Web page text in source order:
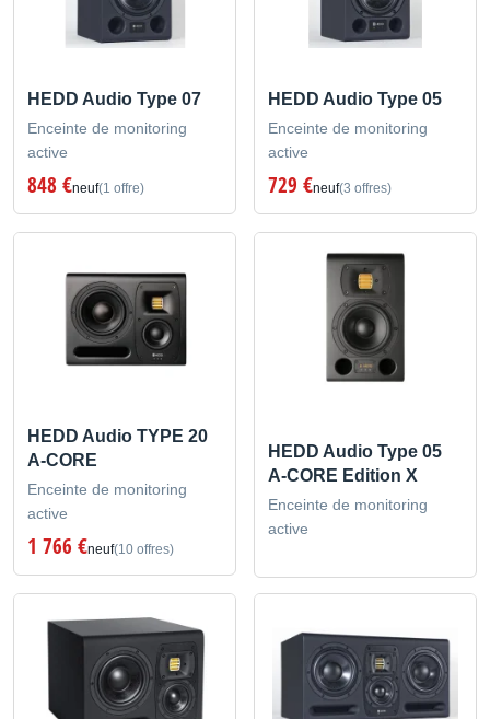
HEDD Audio Type 07
Enceinte de monitoring
active
848 €neuf(1 offre)
HEDD Audio Type 05
Enceinte de monitoring
active
729 €neuf(3 offres)
HEDD Audio TYPE 20
A-CORE
Enceinte de monitoring
active
1 766 €neuf(10 offres)
HEDD Audio Type 05
A-CORE Edition X
Enceinte de monitoring
active